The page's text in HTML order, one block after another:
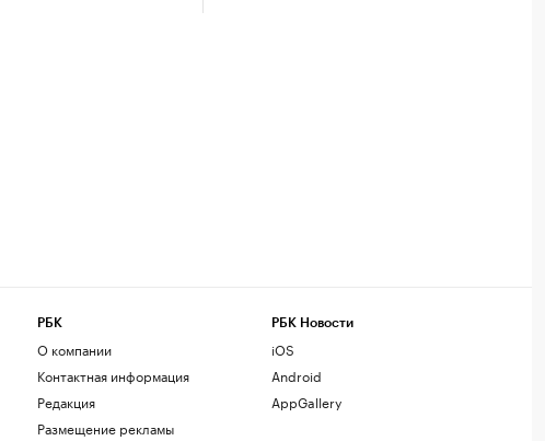
РБК
О компании
Контактная информация
Редакция
Размещение рекламы
РБК Новости
iOS
Android
AppGallery